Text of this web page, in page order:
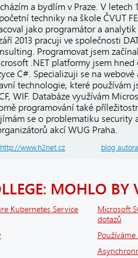
a bydlím v Praze. V letech
techniky na škole ČVUT
jako programátor a
2013 pracuji ve společnosti
Programovat jsem
.NET platformy jsem
C#. Specializuji se na
technologie, které používám
WIF. Databáze využívám
programování také
se o problematiku security
akcí WUG Praha.
http://www.h2net.cz blog autora
MOHLO BY
Kubernetes Service
Microsoft
dotazů